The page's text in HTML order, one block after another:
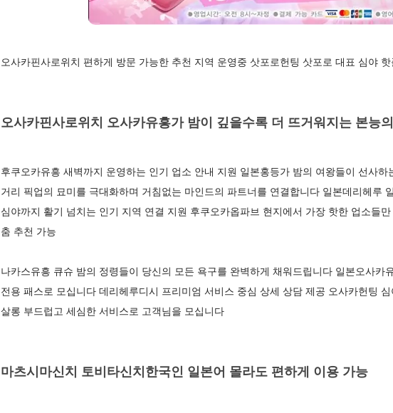
오사카핀사로위치 편하게 방문 가능한 추천 지역 운영중 삿포로헌팅 삿포로 대표 심야
오사카핀사로위치 오사카유흥가 밤이 깊을수록 더 뜨거워지는 본능
후쿠오카유흥 새벽까지 운영하는 인기 업소 안내 지원 일본홍등가 밤의 여왕들이 선사
거리 픽업의 묘미를 극대화하며 거침없는 마인드의 파트너를 연결합니다 일본데리헤루
심야까지 활기 넘치는 인기 지역 연결 지원 후쿠오카옵파브 현지에서 가장 핫한 업소들
춤 추천 가능
나카스유흥 큐슈 밤의 정령들이 당신의 모든 욕구를 완벽하게 채워드립니다 일본오사카
전용 패스로 모십니다 데리헤루디시 프리미엄 서비스 중심 상세 상담 제공 오사카헌팅
살롱 부드럽고 세심한 서비스로 고객님을 모십니다
마츠시마신치 토비타신치한국인 일본어 몰라도 편하게 이용 가능